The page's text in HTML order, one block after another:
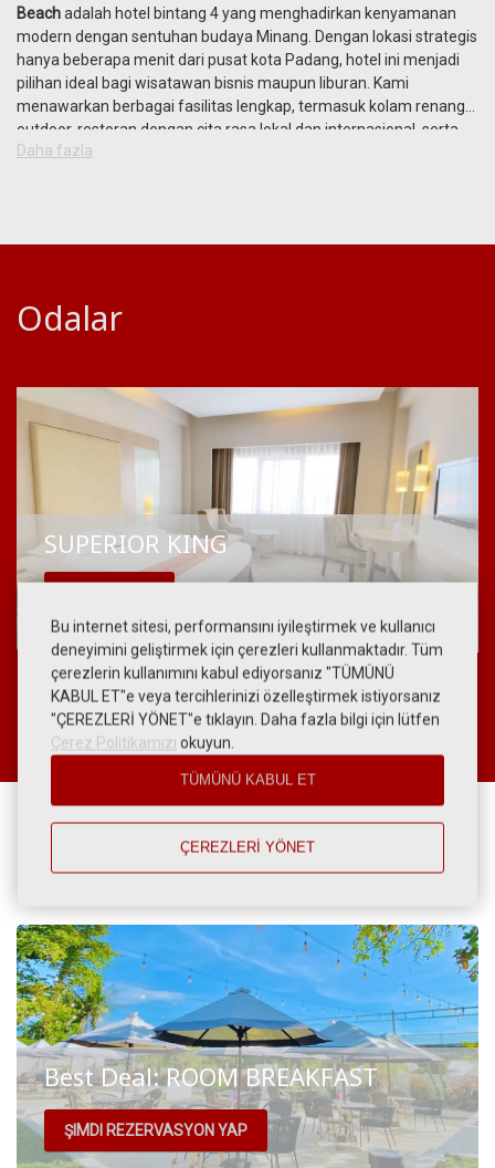
Bu internet sitesi, performansını iyileştirmek ve kullanıcı
deneyimini geliştirmek için çerezleri kullanmaktadır. Tüm
çerezlerin kullanımını kabul ediyorsanız "TÜMÜNÜ
KABUL ET"e veya tercihlerinizi özelleştirmek istiyorsanız
"ÇEREZLERİ YÖNET"e tıklayın. Daha fazla bilgi için lütfen
Çerez Politikamızı okuyun.
TÜMÜNÜ KABUL ET
ÇEREZLERİ YÖNET
Beachadalah hotel bintang 4 yang menghadirkan kenyamanan
modern dengan sentuhan budaya Minang. Dengan lokasi strategis
hanya beberapa menit dari pusat kota Padang, hotel ini menjadi
pilihan ideal bagi wisatawan bisnis maupun liburan. Kami
menawarkan berbagai fasilitas lengkap, termasuk kolam renang
outdoor, restoran dengan cita rasa lokal dan internasional, serta
ballroom mewah untuk kebutuhan meeting, konferensi, maupun
populer seperti
Daha fazla
Odalar
SUPERIOR KING
Özel teklifler
Best Deal: ROOM BREAKFAST
ŞIMDI REZERVASYON YAP